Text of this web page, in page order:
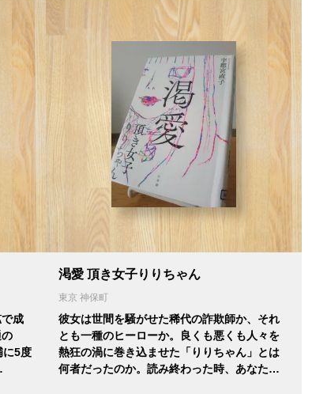
成
に5度
渇愛 頂き女子りりちゃん
東京 神保町
彼女は世間を騒がせた稀代の詐欺師か、それ
とも一種のヒーローか。良くも悪くも人々を
熱狂の渦に巻き込ませた「りりちゃん」とは
何者だったのか。読み終わった時、あなた…